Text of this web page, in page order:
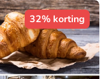
32% korting